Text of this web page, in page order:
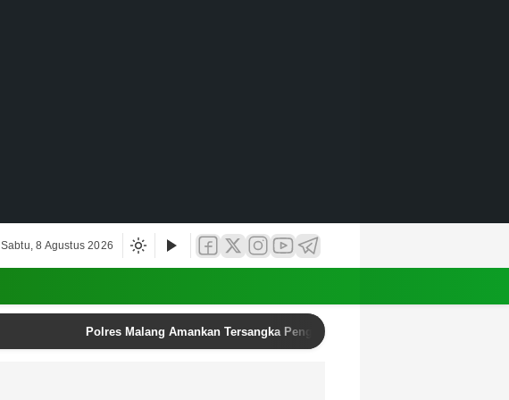
Sabtu, 8 Agustus 2026
Polres Malang Amankan Tersangka Pengedar Narkoba di Kepanjen, Sita